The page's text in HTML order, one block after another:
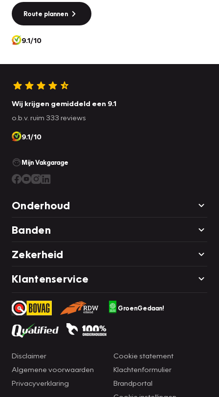
Route plannen
9.1/10
Wij krijgen gemiddeld een 9.1
o.b.v. ruim 333 reviews
9.1/10
Mijn Vakgarage
Onderhoud
Banden
Zekerheid
Klantenservice
GroenGedaan!
Disclaimer
Algemene voorwaarden
Privacyverklaring
Cookie statement
Klachtenformulier
Brandportal